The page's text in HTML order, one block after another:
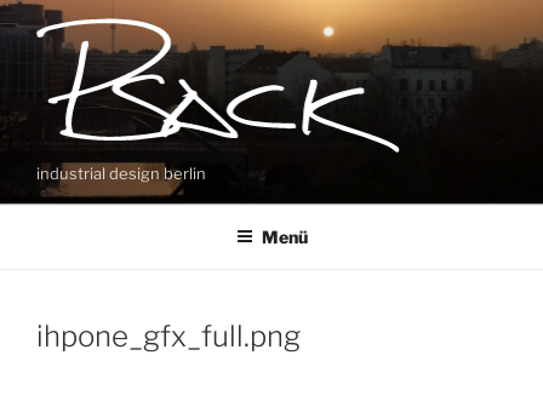
Zum
Inhalt
industrial design berlin
Menü
ihpone_gfx_full.png